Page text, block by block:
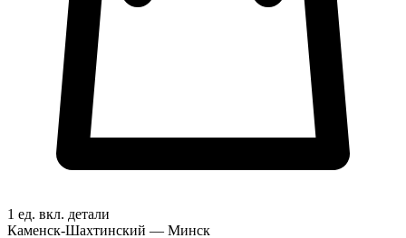
1 ед. вкл. детали
Каменск-Шахтинский — Минск